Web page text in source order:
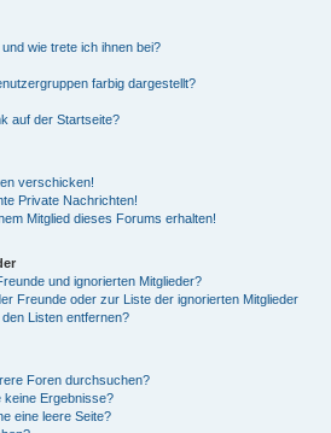
wie trete ich ihnen bei?
farbig dargestellt?
auf der Startseite?
verschicken!
Private Nachrichten!
Mitglied dieses Forums erhalten!
und ignorierten Mitglieder?
Freunde oder zur Liste der ignorierten Mitglieder
Listen entfernen?
Foren durchsuchen?
keine Ergebnisse?
eine leere Seite?